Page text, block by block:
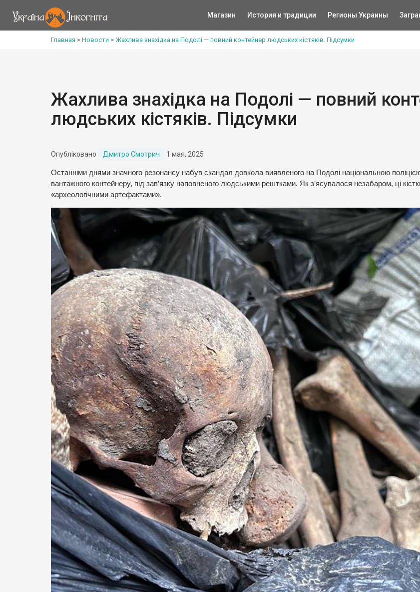
Магазин История и традиции Регионы Украины
Главная > Новости > Жахлива знахідка на Подолі — повний контейнер людських кістяків. Підсумки
Жахлива знахідка на Подолі — повний
людських кістяків. Підсумки
Опубліковано Дмитро Смотрич 1 мая, 2025
Останніми днями значного резонансу набув скандал довкола виявленого на Подолі національною
вантажного контейнеру, під зав’язку наповненого людськими рештками. Як з’ясувалося незабаром, ці
«археологічними артефактами».